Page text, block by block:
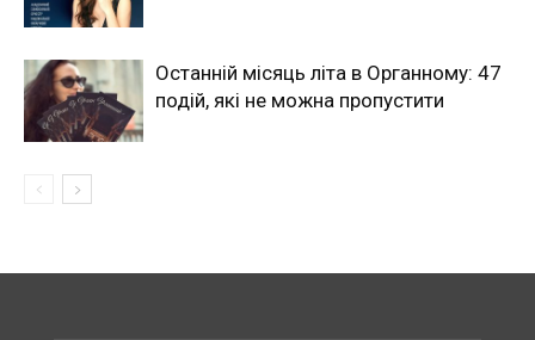
Останній місяць літа в Органному: 47
подій, які не можна пропустити